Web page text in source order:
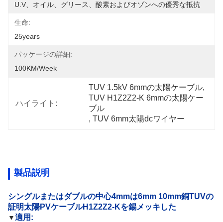
U.V、オイル、グリース、酸素およびオゾンへの優秀な抵抗
生命:
25years
パッケージの詳細:
100KM/Week
ハイライト:
TUV 1.5kV 6mmの太陽ケーブル
TUV H1Z2Z2-K 6mmの太陽ケー
ブル
, TUV 6mm太陽dcワイヤー
製品説明
シングルまたはダブルの中心4mmは6mm 10mm銅TUVの
証明太陽PVケーブルH1Z2Z2-Kを錫メッキした
▼適用: